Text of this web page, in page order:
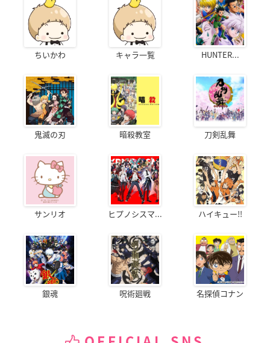
ちいかわ キャラ一覧 HUNTER...
鬼滅の刃 暗殺教室 刀剣乱舞
サンリオ ヒプノシスマ... ハイキュー!!
銀魂 呪術廻戦 名探偵コナン